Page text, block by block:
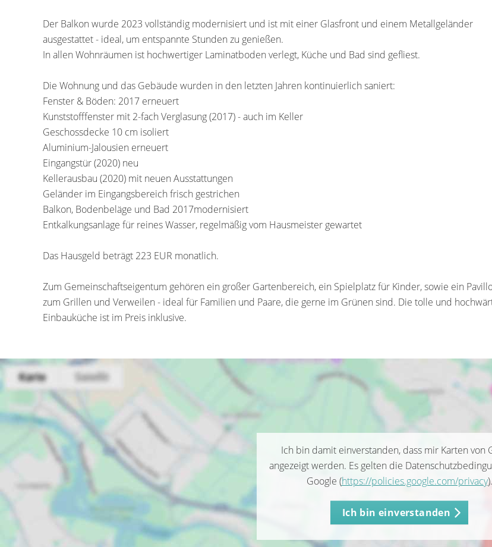
Der Balkon wurde 2023 vollständig modernisiert und ist mit einer Glasfront und einem Metallgeländer
ausgestattet - ideal, um entspannte Stunden zu genießen.
In allen Wohnräumen ist hochwertiger Laminatboden verlegt, Küche und Bad sind gefliest.
Die Wohnung und das Gebäude wurden in den letzten Jahren kontinuierlich saniert:
Fenster & Böden: 2017 erneuert
Kunststofffenster mit 2-fach Verglasung (2017) - auch im Keller
Geschossdecke 10 cm isoliert
Aluminium-Jalousien erneuert
Eingangstür (2020) neu
Kellerausbau (2020) mit neuen Ausstattungen
Geländer im Eingangsbereich frisch gestrichen
Balkon, Bodenbeläge und Bad 2017modernisiert
Entkalkungsanlage für reines Wasser, regelmäßig vom Hausmeister gewartet
Das Hausgeld beträgt 223 EUR monatlich.
Zum Gemeinschaftseigentum gehören ein großer Gartenbereich, ein Spielplatz für Kinder, sowie ein
zum Grillen und Verweilen - ideal für Familien und Paare, die gerne im Grünen sind. Die tolle und
Einbauküche ist im Preis inklusive.
Ich bin damit einverstanden, dass mir Karten von
angezeigt werden. Es gelten die
Google (https://policies.google.com/privacy).
Ich bin einverstanden